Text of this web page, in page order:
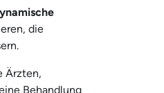
die
Ärzten,
Behandlung